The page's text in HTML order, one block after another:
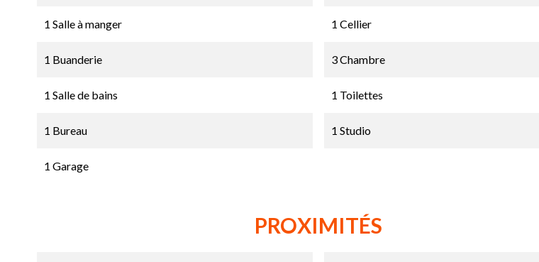
1 Salle à manger 1 Cellier
1 Buanderie 3 Chambre
1 Salle de bains 1 Toilettes
1 Bureau 1 Studio
1 Garage
PROXIMITÉS